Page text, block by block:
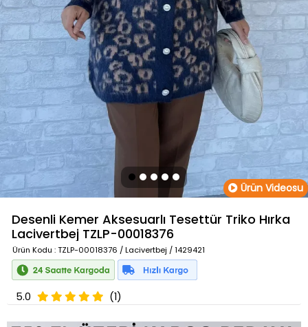
Ürün Videosu
Desenli Kemer Aksesuarlı Tesettür Triko Hırka
Lacivertbej TZLP-00018376
Ürün Kodu : TZLP-00018376 / Lacivertbej / 1429421
5.0 (1)